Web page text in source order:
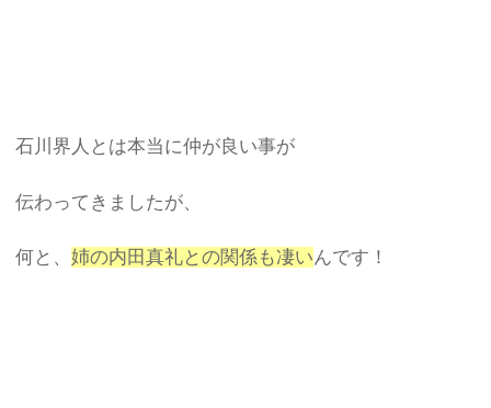
石川界人とは本当に仲が良い事が
伝わってきましたが、
何と、姉の内田真礼との関係も凄いんです！